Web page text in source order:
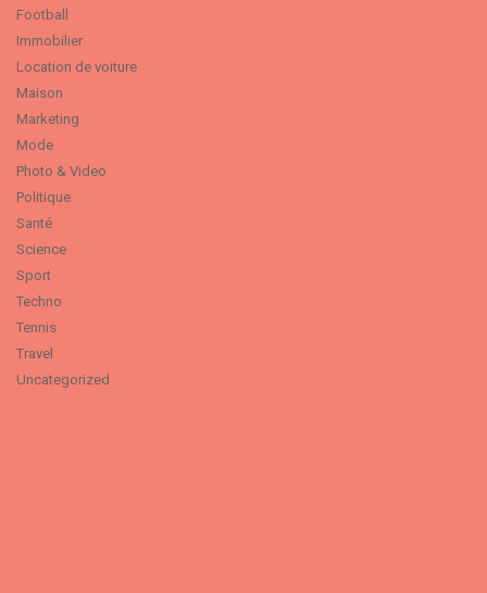
Football
Immobilier
Location de voiture
Maison
Marketing
Mode
Photo & Video
Politique
Santé
Science
Sport
Techno
Tennis
Travel
Uncategorized